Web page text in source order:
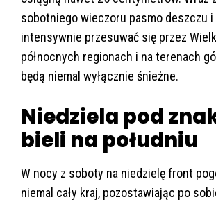
sobotniego wieczoru pasmo deszczu i
intensywnie przesuwać się przez
północnych regionach i na terenach g
będą niemal wyłącznie śnieżne.
Niedziela pod
bieli na południu
W nocy z soboty na niedzielę front
niemal cały kraj, pozostawiając po